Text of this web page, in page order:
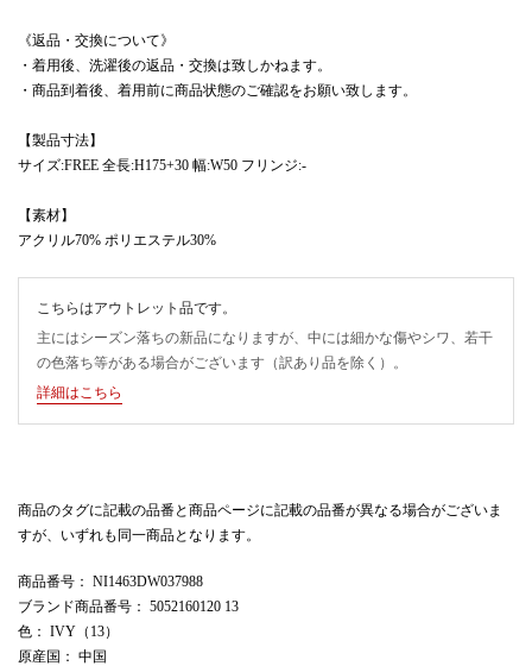
《返品・交換について》
・着用後、洗濯後の返品・交換は致しかねます。
・商品到着後、着用前に商品状態のご確認をお願い致します。
【製品寸法】
サイズ:FREE 全長:H175+30 幅:W50 フリンジ:-
【素材】
アクリル70% ポリエステル30%
こちらはアウトレット品です。
主にはシーズン落ちの新品になりますが、中には細かな傷やシワ、若干
の色落ち等がある場合がございます（訳あり品を除く）。
詳細はこちら
商品のタグに記載の品番と商品ページに記載の品番が異なる場合がございま
すが、いずれも同一商品となります。
商品番号 ： NI1463DW037988
ブランド商品番号 ： 5052160120 13
色 ： IVY（13）
原産国 ： 中国